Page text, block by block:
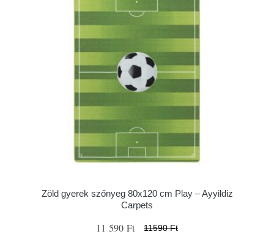
Zöld gyerek szőnyeg 80x120 cm Play – Ayyildiz
Carpets
11 590 Ft 11590 Ft